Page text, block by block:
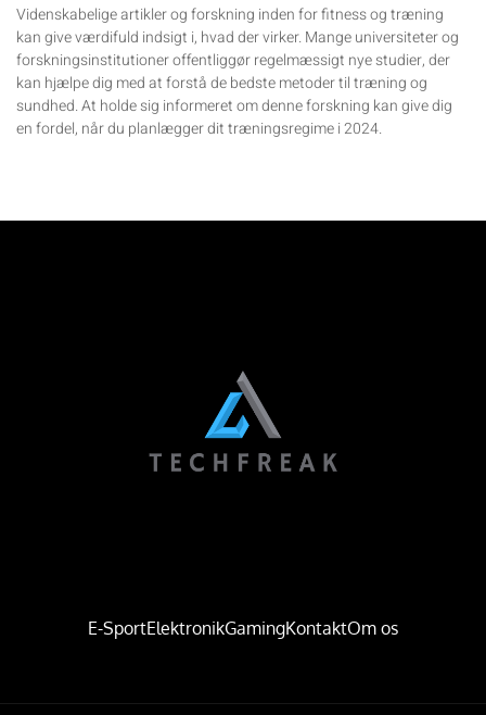
Videnskabelige artikler og forskning inden for fitness og træning
kan give værdifuld indsigt i, hvad der virker. Mange universiteter og
forskningsinstitutioner offentliggør regelmæssigt nye studier, der
kan hjælpe dig med at forstå de bedste metoder til træning og
sundhed. At holde sig informeret om denne forskning kan give dig
en fordel, når du planlægger dit træningsregime i 2024.
E-SportElektronikGamingKontaktOm os